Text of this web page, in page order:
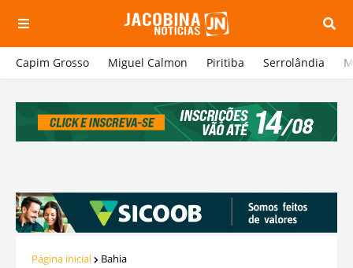
Capim Grosso Miguel Calmon Piritiba Serrolândia
Página inicial Bahia